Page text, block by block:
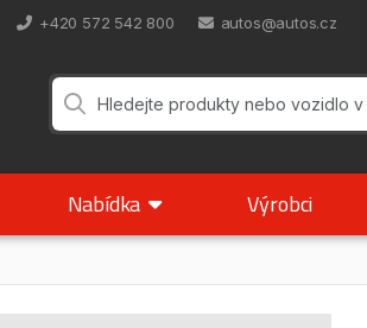
+420 572 542 800 autos@autos.cz
Nabídka Výrobci